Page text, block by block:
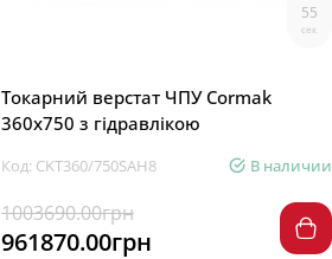
54
сек
Токарний верстат ЧПУ Cormak
360x750 з гідравлікою
Код: CKT360/750SAH8 В наличии
1003690.00грн
961870.00грн